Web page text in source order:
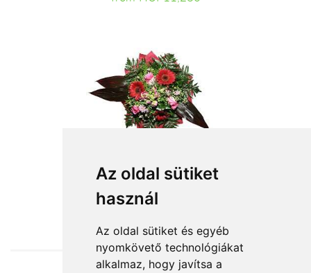
Az oldal sütiket
használ
Az oldal sütiket és egyéb
nyomkövető technológiákat
alkalmaz, hogy javítsa a
from HUF25,600